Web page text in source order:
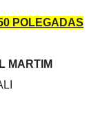
POLEGADAS
MARTIM